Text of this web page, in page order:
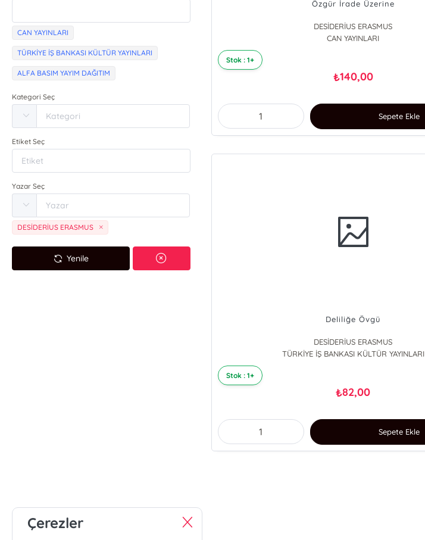
CAN YAYINLARI
TÜRKİYE İŞ BANKASI KÜLTÜR YAYINLARI
ALFA BASIM YAYIM DAĞITIM
Kategori Seç
Etiket Seç
Yazar Seç
DESİDERİUS ERASMUS
Yenile
Özgür İrade Üzerine
DESİDERİUS ERASMUS
CAN YAYINLARI
Stok : 1+
₺140,00
Sepete Ekle
Deliliğe Övgü
DESİDERİUS ERASMUS
TÜRKİYE İŞ BANKASI KÜLTÜR YAYINLARI
Stok : 1+
₺82,00
Sepete Ekle
Çerezler